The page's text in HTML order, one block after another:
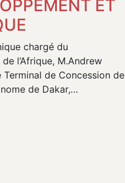
ET
chargé du
l’Afrique, M.Andrew
de Concession de
de Dakar,…